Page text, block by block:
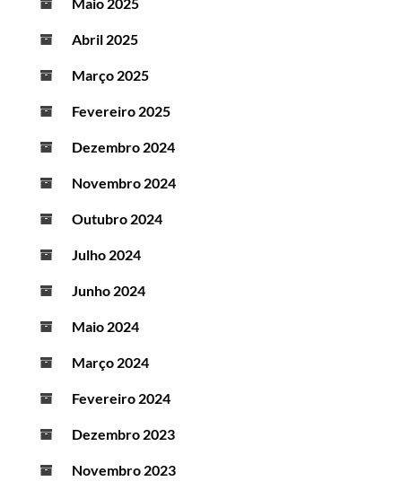
Abril 2025
Março 2025
Fevereiro 2025
Dezembro 2024
Novembro 2024
Outubro 2024
Julho 2024
Junho 2024
Maio 2024
Março 2024
Fevereiro 2024
Dezembro 2023
Novembro 2023